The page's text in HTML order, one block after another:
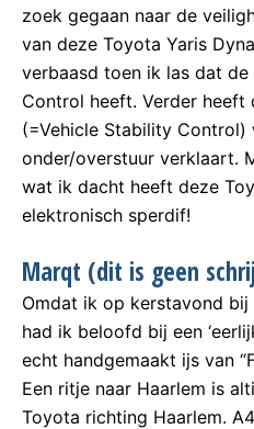
zoek gegaan naar de
van deze Toyota Yaris
verbaasd toen ik las dat
Control heeft. Verder heeft
(=Vehicle Stability
onder/overstuur verklaart.
wat ik dacht heeft deze
elektronisch sperdif!
Marqt (dit is geen
Omdat ik op kerstavond
had ik beloofd bij een
echt handgemaakt ijs van
Een ritje naar Haarlem is
Toyota richting Haarlem.